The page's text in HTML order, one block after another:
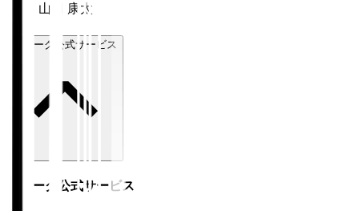
山田 康太
Ｊリーグ公式サービス
Ｊリーグ公式サービス